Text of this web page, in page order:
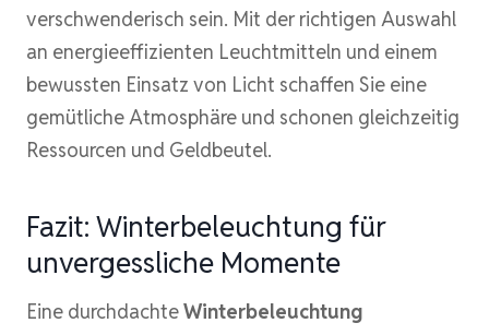
verschwenderisch sein. Mit der richtigen Auswahl
an energieeffizienten Leuchtmitteln und einem
bewussten Einsatz von Licht schaffen Sie eine
gemütliche Atmosphäre und schonen gleichzeitig
Ressourcen und Geldbeutel.
Fazit: Winterbeleuchtung für
unvergessliche Momente
Eine durchdachteWinterbeleuchtung